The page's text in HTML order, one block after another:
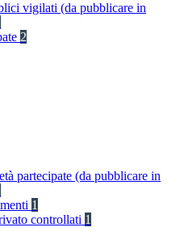
vigilati (da pubblicare in
2
partecipate (da pubblicare in
1
controllati 1